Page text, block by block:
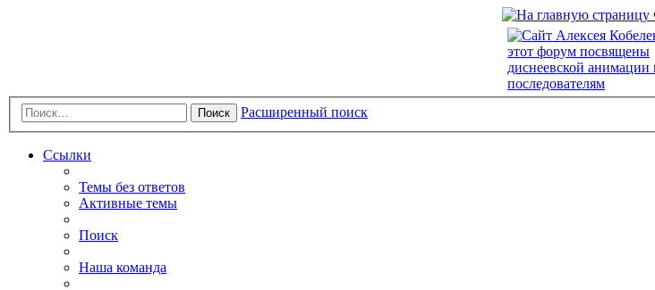
Поиск Расширенный поиск
Ссылки
Темы без ответов
Активные темы
Поиск
Наша команда